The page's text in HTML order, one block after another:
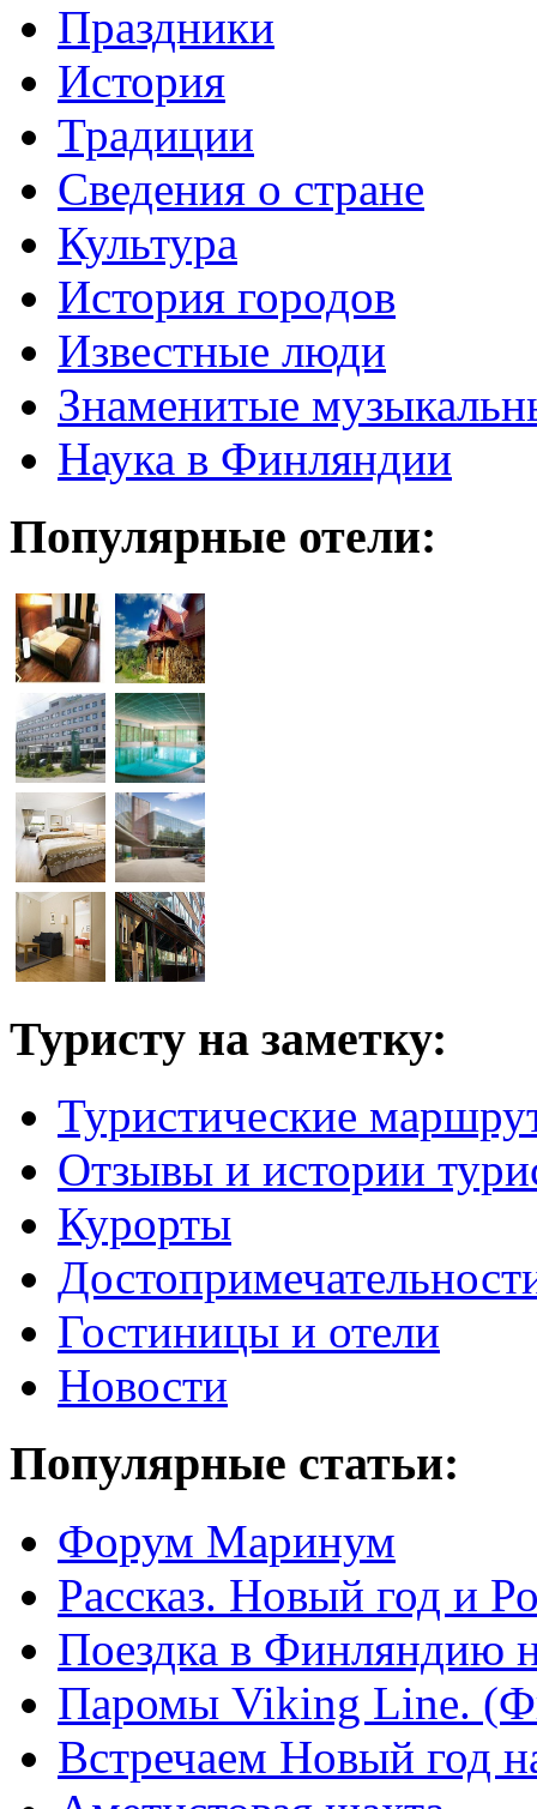
Праздники
История
Традиции
Cведения о стране
Культура
История городов
Известные люди
Знаменитые
Наука в Финляндии
Популярные отели:
Туристу на заметку:
Туристические
Отзывы и истории
Курорты
Гостиницы и отели
Новости
Популярные статьи:
Форум Маринум
Рассказ. Новый год и
Поездка в Финляндию
Паромы Viking Line.
Встречаем Новый год